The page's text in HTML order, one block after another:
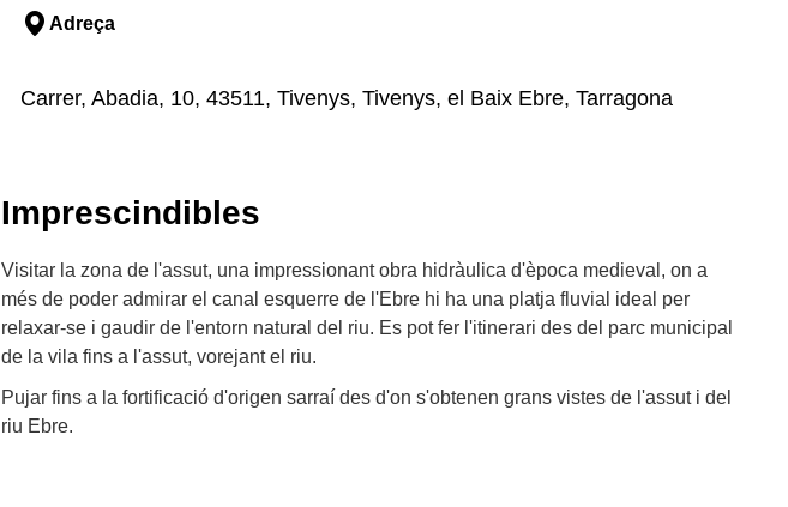
Adreça
Carrer, Abadia, 10, 43511, Tivenys, Tivenys, el Baix Ebre, Tarragona
Imprescindibles
Visitar la zona de l'assut, una impressionant obra hidràulica d'època medieval, on a
més de poder admirar el canal esquerre de l'Ebre hi ha una platja fluvial ideal per
relaxar-se i gaudir de l'entorn natural del riu. Es pot fer l'itinerari des del parc municipal
de la vila fins a l'assut, vorejant el riu.
Pujar fins a la fortificació d'origen sarraí des d'on s'obtenen grans vistes de l'assut i del
riu Ebre.